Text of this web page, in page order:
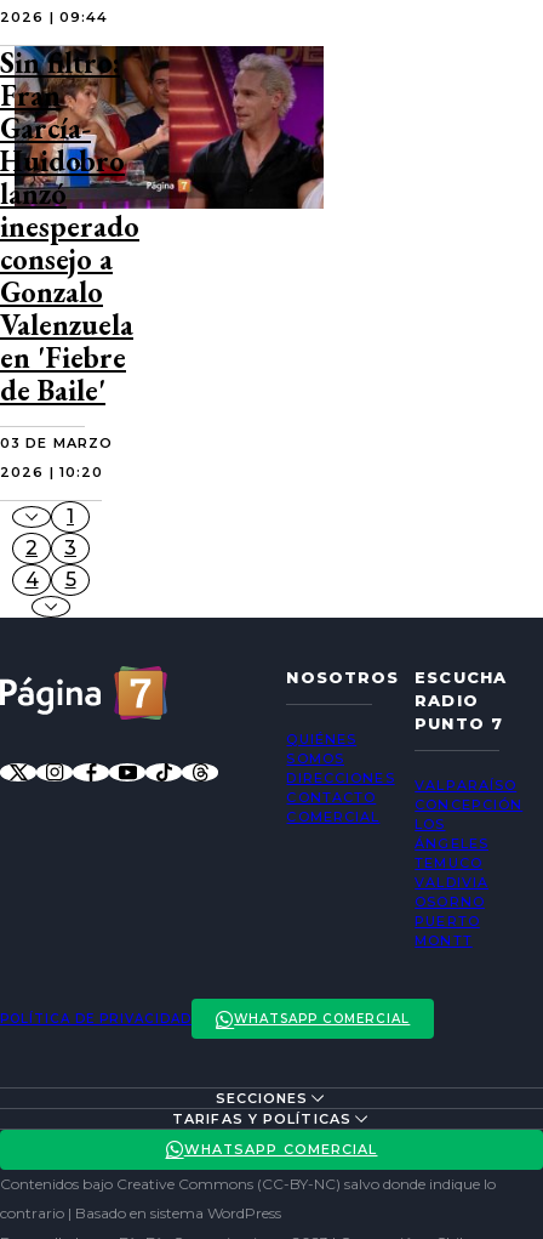
2026 | 09:44
Sin filtro:
Fran
García-
Huidobro
lanzó
inesperado
consejo a
Gonzalo
Valenzuela
en 'Fiebre
de Baile'
03 DE MARZO
2026 | 10:20
1
2
3
4
5
NOSOTROS
QUIÉNES
SOMOS
DIRECCIONES
CONTACTO
COMERCIAL
ESCUCHA
RADIO
PUNTO 7
VALPARAÍSO
CONCEPCIÓN
LOS
ÁNGELES
TEMUCO
VALDIVIA
OSORNO
PUERTO
MONTT
POLÍTICA DE PRIVACIDAD WHATSAPP COMERCIAL
SECCIONES
ACTUALIDAD
REDES SOCIALES
TARIFAS Y POLÍTICAS
POLÍTICA DE PRIVACIDAD
WHATSAPP COMERCIAL
Contenidos bajo Creative Commons (CC-BY-NC) salvo donde indique lo
contrario | Basado en sistema WordPress